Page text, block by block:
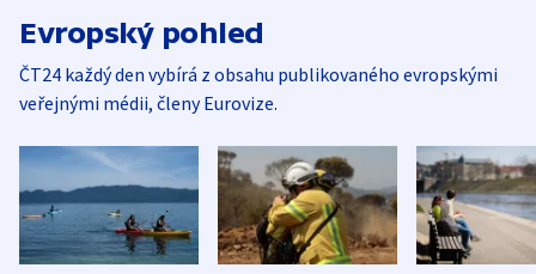
Evropský pohled
ČT24 každý den vybírá z obsahu publikovaného evropskými
veřejnými médii, členy Eurovize.